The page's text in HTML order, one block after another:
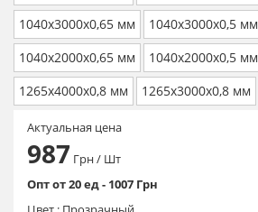
1040х3000х0,65 мм
1040х3000х0,5 мм
1040х2000х0,65 мм
1040х2000х0,5 мм
1265х4000х0,8 мм
1265х3000х0,8 мм
Актуальная цена
987 Грн/ Шт
Опт от 20 ед - 1007 Грн